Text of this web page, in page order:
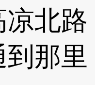
北路
那里